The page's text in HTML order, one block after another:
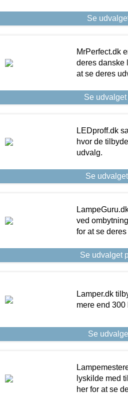
Se
MrPerfect.dk
deres danske
at se deres
Se
LEDproff.dk
hvor de
udvalg.
Se
ved
for at se
Se udvalget
Lamper.dk
mere end 300
Se
lyskilde med
her for at se